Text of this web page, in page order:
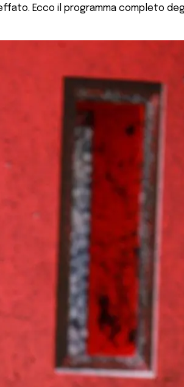
Ecco il programma completo